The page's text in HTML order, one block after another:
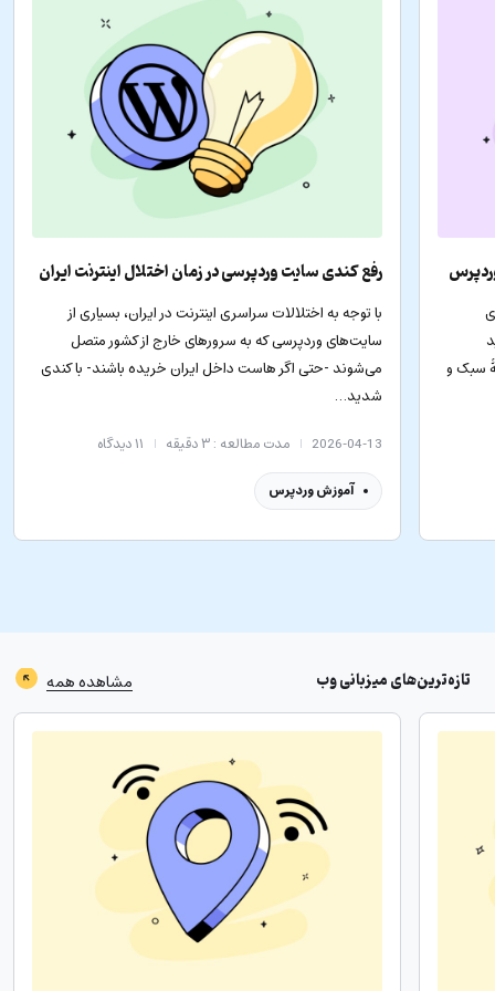
سبک و
رفع کندی سایت وردپرسی در زمان اختلال اینترنت ایران
با توجه به اختلالات سراسری اینترنت در ایران، بسیاری از
سایت‌های وردپرسی که به سرورهای خارج از کشور متصل
می‌شوند -حتی اگر هاست داخل ایران خریده باشند- با کندی
شدید…
2026-04-13 مدت مطالعه : ۳ دقیقه ۱۱دیدگاه
آموزش وردپرس
تازه‌ترین‌هایمیزبانی وب مشاهده همه